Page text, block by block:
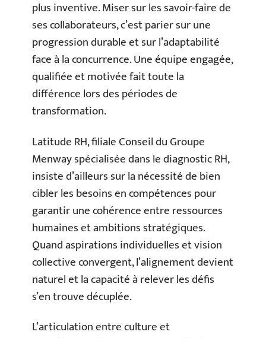
plus inventive. Miser sur les savoir-faire de
ses collaborateurs, c’est parier sur une
progression durable et sur l’adaptabilité
face à la concurrence. Une équipe engagée,
qualifiée et motivée fait toute la
différence lors des périodes de
transformation.
Latitude RH, filiale Conseil du Groupe
Menway spécialisée dans le diagnostic RH,
insiste d’ailleurs sur la nécessité de bien
cibler les besoins en compétences pour
garantir une cohérence entre ressources
humaines et ambitions stratégiques.
Quand aspirations individuelles et vision
collective convergent, l’alignement devient
naturel et la capacité à relever les défis
s’en trouve décuplée.
L’articulation entre culture et